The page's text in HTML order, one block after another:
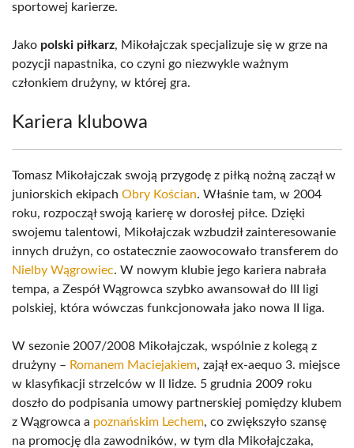
sportowej karierze.
Jako polski piłkarz, Mikołajczak specjalizuje się w grze na
pozycji napastnika, co czyni go niezwykle ważnym
członkiem drużyny, w której gra.
Kariera klubowa
Tomasz Mikołajczak swoją przygodę z piłką nożną zaczął w
juniorskich ekipach Obry Kościan. Właśnie tam, w 2004
roku, rozpoczął swoją karierę w dorosłej piłce. Dzięki
swojemu talentowi, Mikołajczak wzbudził zainteresowanie
innych drużyn, co ostatecznie zaowocowało transferem do
Nielby Wągrowiec. W nowym klubie jego kariera nabrała
tempa, a Zespół Wągrowca szybko awansował do III ligi
polskiej, która wówczas funkcjonowała jako nowa II liga.
W sezonie 2007/2008 Mikołajczak, wspólnie z kolegą z
drużyny – Romanem Maciejakiem, zajął ex-aequo 3. miejsce
w klasyfikacji strzelców w II lidze. 5 grudnia 2009 roku
doszło do podpisania umowy partnerskiej pomiędzy klubem
z Wągrowca a poznańskim Lechem, co zwiększyło szansę
na promocję dla zawodników, w tym dla Mikołajczaka,